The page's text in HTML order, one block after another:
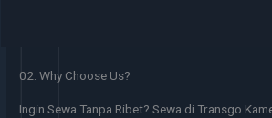
02. Why Choose Us?
Ingin Sewa Tanpa Ribet? Sewa di Transgo